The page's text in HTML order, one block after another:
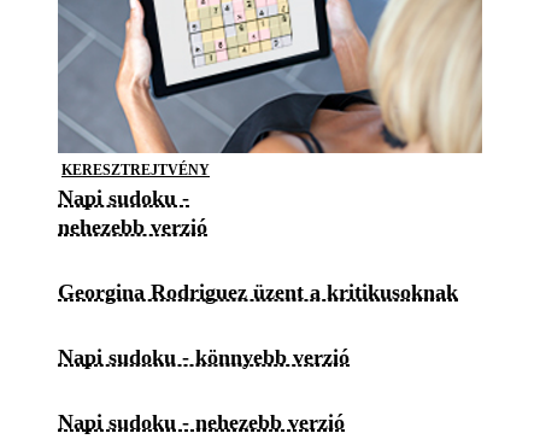
KERESZTREJTVÉNY
Napi sudoku -
nehezebb verzió
Georgina Rodriguez üzent a kritikusoknak
Napi sudoku - könnyebb verzió
Napi sudoku - nehezebb verzió